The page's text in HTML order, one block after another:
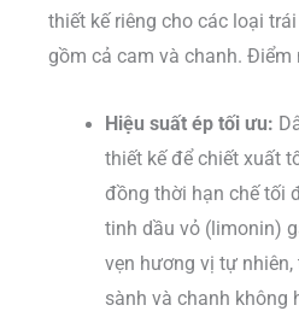
thiết kế riêng cho các loại
gồm cả cam và chanh. Điểm
Hiệu suất ép tối ưu:
thiết kế để chiết xuất
đồng thời hạn chế tối
tinh dầu vỏ (limonin)
vẹn hương vị tự
sành và chanh không